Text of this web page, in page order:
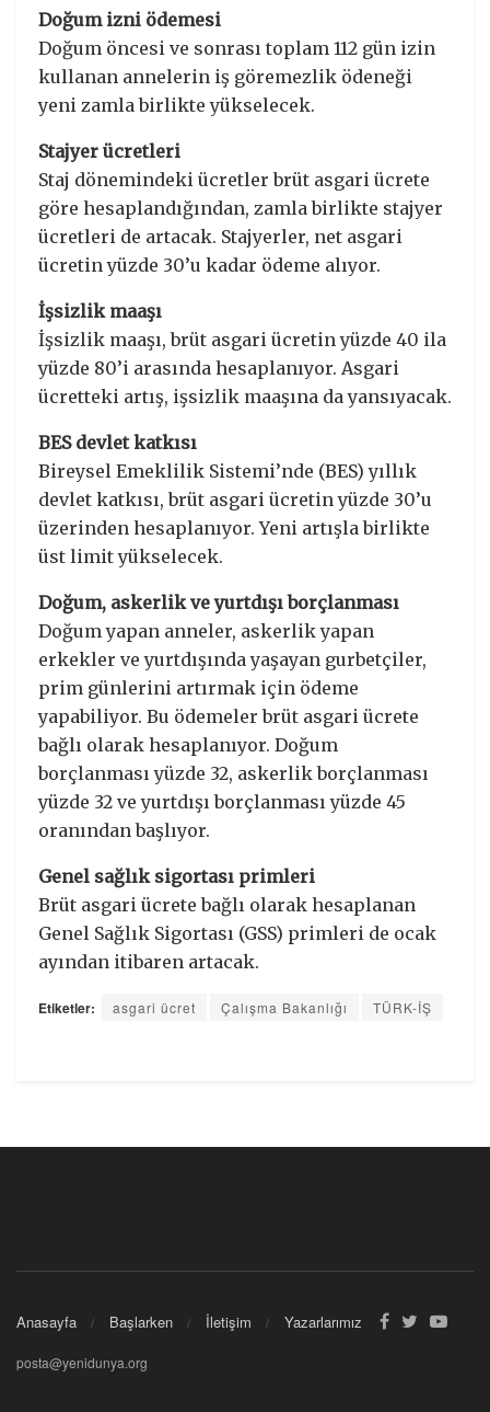
Doğum izni ödemesi
Doğum öncesi ve sonrası toplam 112 gün izin
kullanan annelerin iş göremezlik ödeneği
yeni zamla birlikte yükselecek.
Stajyer ücretleri
Staj dönemindeki ücretler brüt asgari ücrete
göre hesaplandığından, zamla birlikte stajyer
ücretleri de artacak. Stajyerler, net asgari
ücretin yüzde 30’u kadar ödeme alıyor.
İşsizlik maaşı
İşsizlik maaşı, brüt asgari ücretin yüzde 40 ila
yüzde 80’i arasında hesaplanıyor. Asgari
ücretteki artış, işsizlik maaşına da yansıyacak.
BES devlet katkısı
Bireysel Emeklilik Sistemi’nde (BES) yıllık
devlet katkısı, brüt asgari ücretin yüzde 30’u
üzerinden hesaplanıyor. Yeni artışla birlikte
üst limit yükselecek.
Doğum, askerlik ve yurtdışı borçlanması
Doğum yapan anneler, askerlik yapan
erkekler ve yurtdışında yaşayan gurbetçiler,
prim günlerini artırmak için ödeme
yapabiliyor. Bu ödemeler brüt asgari ücrete
bağlı olarak hesaplanıyor. Doğum
borçlanması yüzde 32, askerlik borçlanması
yüzde 32 ve yurtdışı borçlanması yüzde 45
oranından başlıyor.
Genel sağlık sigortası primleri
Brüt asgari ücrete bağlı olarak hesaplanan
Genel Sağlık Sigortası (GSS) primleri de ocak
ayından itibaren artacak.
Etiketler: asgari ücret Çalışma Bakanlığı TÜRK-İŞ
Anasayfa Başlarken İletişim Yazarlarımız
posta@yenidunya.org